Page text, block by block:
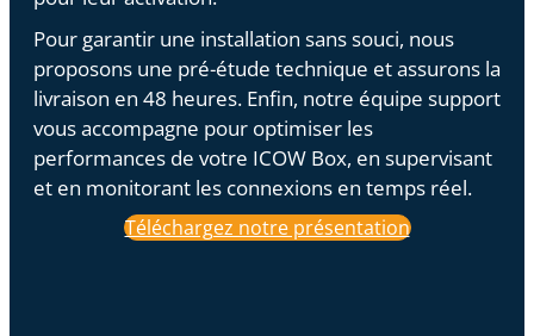
Pour garantir une installation sans souci, nous
proposons une pré-étude technique et assurons la
livraison en 48 heures. Enfin, notre équipe support
vous accompagne pour optimiser les
performances de votre ICOW Box, en supervisant
et en monitorant les connexions en temps réel.
Téléchargez notre présentation